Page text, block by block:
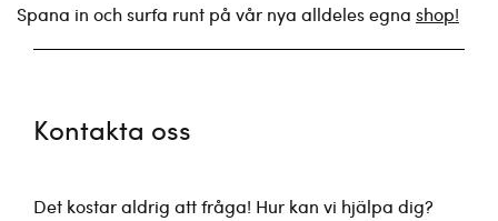
Spana in och surfa runt på vår nya alldeles egna shop!
Kontakta oss
Det kostar aldrig att fråga! Hur kan vi hjälpa dig?